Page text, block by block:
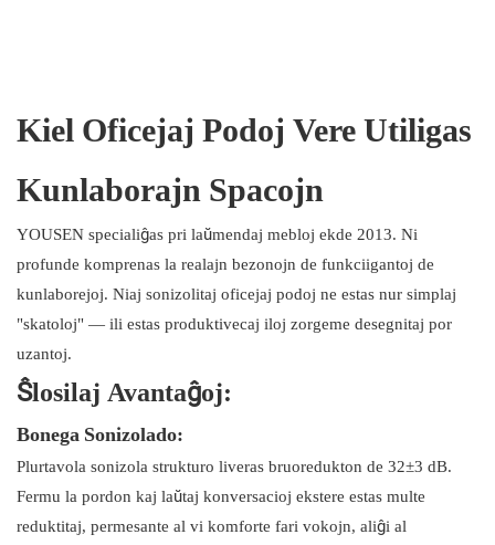
Kiel Oficejaj Podoj Vere Utiligas
Kunlaborajn Spacojn
YOUSEN specialiĝas pri laŭmendaj mebloj ekde 2013. Ni
profunde komprenas la realajn bezonojn de funkciigantoj de
kunlaborejoj. Niaj sonizolitaj oficejaj podoj ne estas nur simplaj
"skatoloj" — ili estas produktivecaj iloj zorgeme desegnitaj por
uzantoj.
Ŝlosilaj Avantaĝoj:
Bonega Sonizolado:
Plurtavola sonizola strukturo liveras bruoredukton de 32±3 dB.
Fermu la pordon kaj laŭtaj konversacioj ekstere estas multe
reduktitaj, permesante al vi komforte fari vokojn, aliĝi al